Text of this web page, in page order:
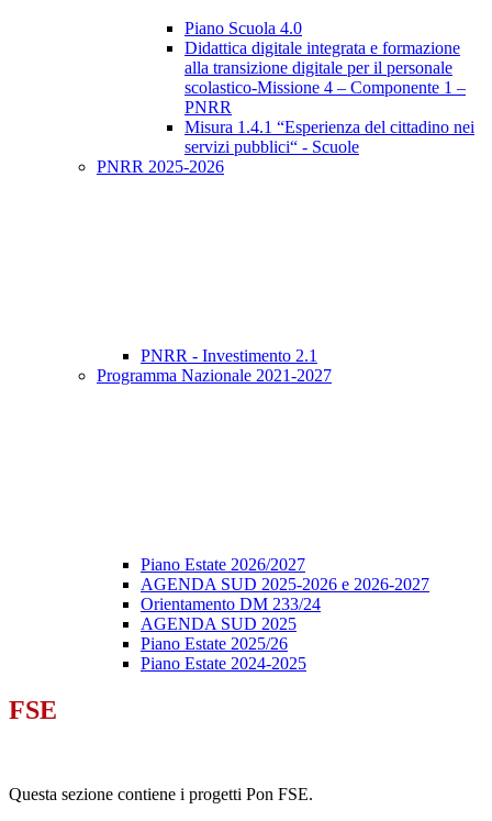
Piano Scuola 4.0
Didattica digitale integrata e formazione
alla transizione digitale per il personale
scolastico-Missione 4 – Componente 1 –
PNRR
Misura 1.4.1 “Esperienza del cittadino nei
servizi pubblici“ - Scuole
PNRR 2025-2026
PNRR - Investimento 2.1
Programma Nazionale 2021-2027
Piano Estate 2026/2027
AGENDA SUD 2025-2026 e 2026-2027
Orientamento DM 233/24
AGENDA SUD 2025
Piano Estate 2025/26
Piano Estate 2024-2025
FSE
Questa sezione contiene i progetti Pon FSE.